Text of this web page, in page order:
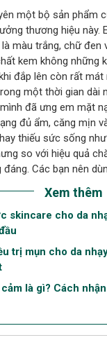
một bộ sản phẩm
thương hiệu này.
màu trắng, chữ đen
kem không những
đắp lên còn rất mát
một thời gian dài
đã ưng em mặt
đủ ẩm, căng mịn
thiếu sức sống
so với hiệu quả
Các bạn nên
Xem thêm
skincare cho da
trị mụn cho da
cảm là gì? Cách